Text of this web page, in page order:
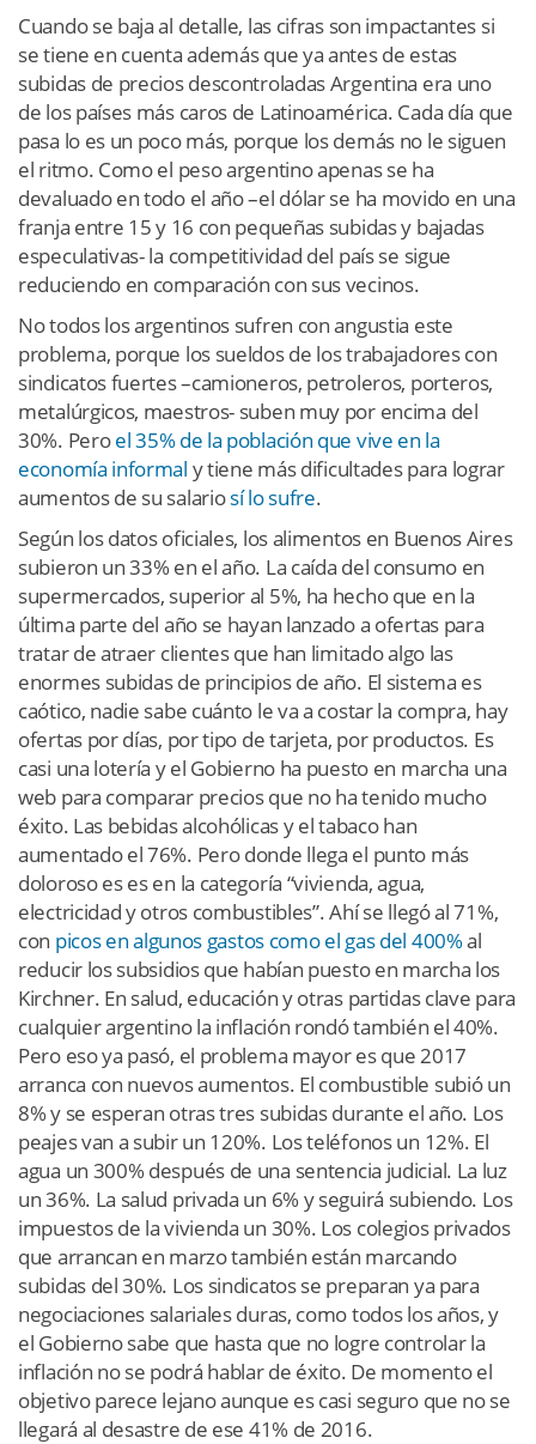
Cuando se baja al detalle, las cifras son impactantes si
se tiene en cuenta además que ya antes de estas
subidas de precios descontroladas Argentina era uno
de los países más caros de Latinoamérica. Cada día que
pasa lo es un poco más, porque los demás no le siguen
el ritmo. Como el peso argentino apenas se ha
devaluado en todo el año –el dólar se ha movido en una
franja entre 15 y 16 con pequeñas subidas y bajadas
especulativas- la competitividad del país se sigue
reduciendo en comparación con sus vecinos.
No todos los argentinos sufren con angustia este
problema, porque los sueldos de los trabajadores con
sindicatos fuertes –camioneros, petroleros, porteros,
metalúrgicos, maestros- suben muy por encima del
30%. Peroel 35% de la población que vive en la
economía informal y tiene más dificultades para lograr
aumentos de su salariosí lo sufre.
Según los datos oficiales, los alimentos en Buenos Aires
subieron un 33% en el año. La caída del consumo en
supermercados, superior al 5%, ha hecho que en la
última parte del año se hayan lanzado a ofertas para
tratar de atraer clientes que han limitado algo las
enormes subidas de principios de año. El sistema es
caótico, nadie sabe cuánto le va a costar la compra, hay
ofertas por días, por tipo de tarjeta, por productos. Es
casi una lotería y el Gobierno ha puesto en marcha una
web para comparar precios que no ha tenido mucho
éxito. Las bebidas alcohólicas y el tabaco han
aumentado el 76%. Pero donde llega el punto más
doloroso es es en la categoría “vivienda, agua,
electricidad y otros combustibles”. Ahí se llegó al 71%,
con picos en algunos gastos como el gas del 400%al
reducir los subsidios que habían puesto en marcha los
Kirchner. En salud, educación y otras partidas clave para
cualquier argentino la inflación rondó también el 40%.
Pero eso ya pasó, el problema mayor es que 2017
arranca con nuevos aumentos. El combustible subió un
8% y se esperan otras tres subidas durante el año. Los
peajes van a subir un 120%. Los teléfonos un 12%. El
agua un 300% después de una sentencia judicial. La luz
un 36%. La salud privada un 6% y seguirá subiendo. Los
impuestos de la vivienda un 30%. Los colegios privados
que arrancan en marzo también están marcando
subidas del 30%. Los sindicatos se preparan ya para
negociaciones salariales duras, como todos los años, y
el Gobierno sabe que hasta que no logre controlar la
inflación no se podrá hablar de éxito. De momento el
objetivo parece lejano aunque es casi seguro que no se
llegará al desastre de ese 41% de 2016.